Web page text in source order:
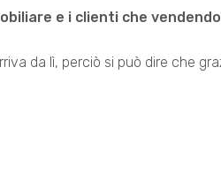
e i clienti che
da lì, perciò si può dire che